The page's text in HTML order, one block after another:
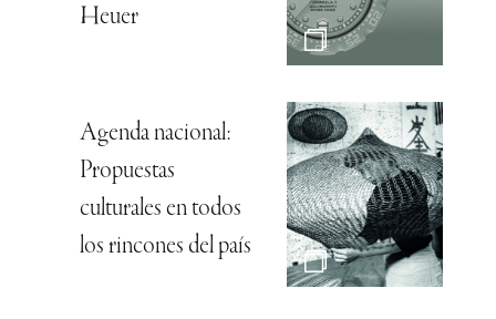
Heuer
Agenda nacional:
Propuestas
culturales en todos
los rincones del país